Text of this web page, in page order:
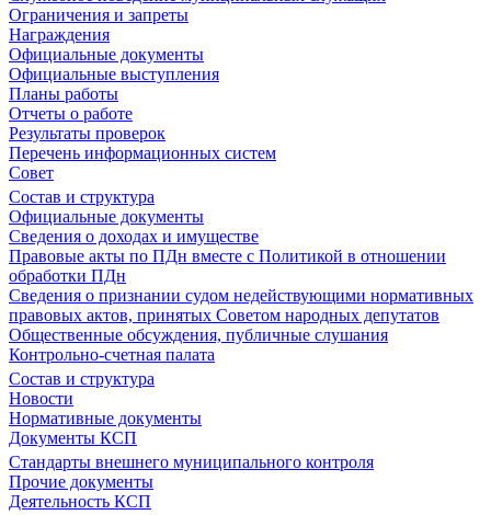
Ограничения и запреты
Награждения
Официальные документы
Официальные выступления
Планы работы
Отчеты о работе
Результаты проверок
Перечень информационных систем
Совет
Состав и структура
Официальные документы
Сведения о доходах и имуществе
Правовые акты по ПДн вместе с Политикой в отношении
обработки ПДн
Сведения о признании судом недействующими нормативных
правовых актов, принятых Советом народных депутатов
Общественные обсуждения, публичные слушания
Контрольно-счетная палата
Состав и структура
Новости
Нормативные документы
Документы КСП
Стандарты внешнего муниципального контроля
Прочие документы
Деятельность КСП